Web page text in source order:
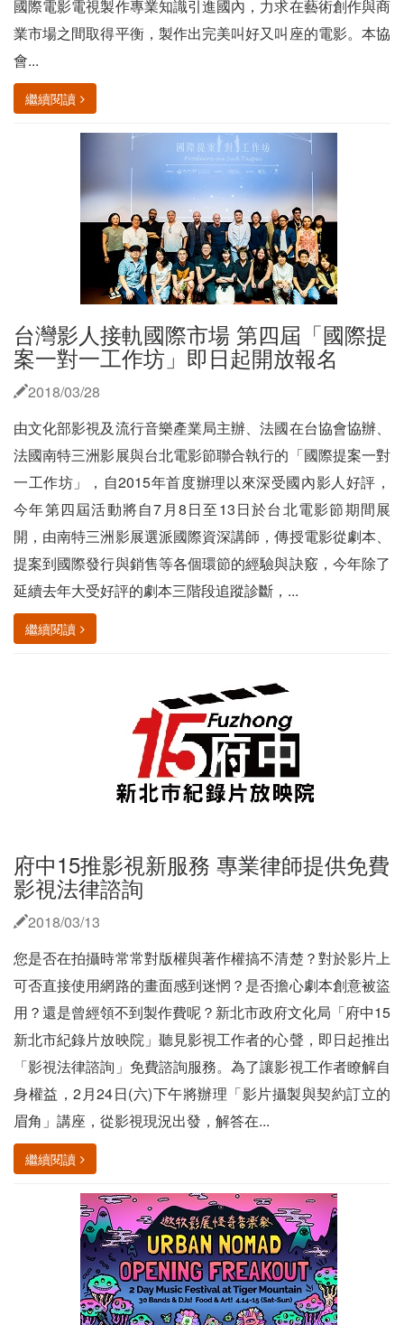
國際電影電視製作專業知識引進國內，力求在藝術創作與商
業市場之間取得平衡，製作出完美叫好又叫座的電影。本協
會...
繼續閱讀
台灣影人接軌國際市場 第四屆「國際提
案一對一工作坊」即日起開放報名
2018/03/28
由文化部影視及流行音樂產業局主辦、法國在台協會協辦、
法國南特三洲影展與台北電影節聯合執行的「國際提案一對
一工作坊」，自2015年首度辦理以來深受國內影人好評，
今年第四屆活動將自7月8日至13日於台北電影節期間展
開，由南特三洲影展選派國際資深講師，傳授電影從劇本、
提案到國際發行與銷售等各個環節的經驗與訣竅，今年除了
延續去年大受好評的劇本三階段追蹤診斷，...
繼續閱讀
府中15推影視新服務 專業律師提供免費
影視法律諮詢
2018/03/13
您是否在拍攝時常常對版權與著作權搞不清楚？對於影片上
可否直接使用網路的畫面感到迷惘？是否擔心劇本創意被盜
用？還是曾經領不到製作費呢？新北市政府文化局「府中15
新北市紀錄片放映院」聽見影視工作者的心聲，即日起推出
「影視法律諮詢」免費諮詢服務。為了讓影視工作者瞭解自
身權益，2月24日(六)下午將辦理「影片攝製與契約訂立的
眉角」講座，從影視現況出發，解答在...
繼續閱讀